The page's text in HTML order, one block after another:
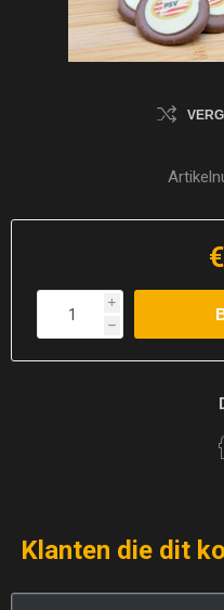
i
h
Klanten die dit